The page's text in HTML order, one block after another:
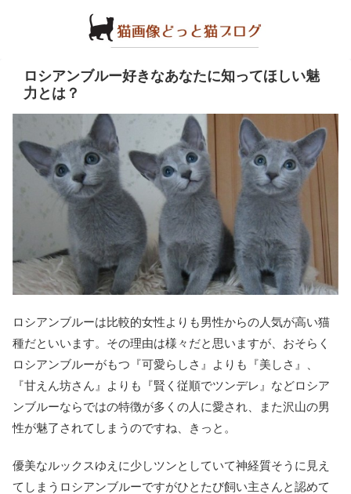
ロシアンブルー好きなあなたに知ってほしい魅
力とは？
ロシアンブルーは比較的女性よりも男性からの人気が高い猫
種だといいます。その理由は様々だと思いますが、おそらく
ロシアンブルーがもつ『可愛らしさ』よりも『美しさ』、
『甘えん坊さん』よりも『賢く従順でツンデレ』などロシア
ンブルーならではの特徴が多くの人に愛され、また沢山の男
性が魅了されてしまうのですね、きっと。
優美なルックスゆえに少しツンとしていて神経質そうに見え
てしまうロシアンブルーですがひとたび飼い主さんと認めて